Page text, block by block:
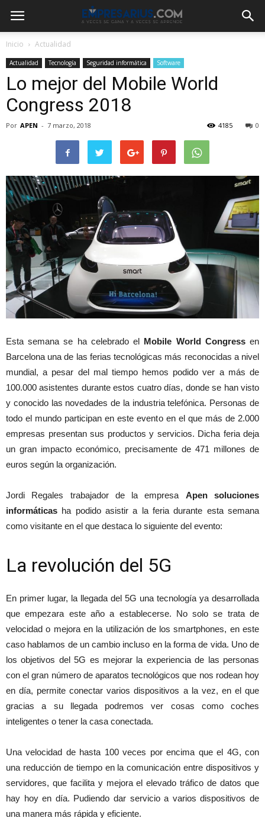
Inicio Actualidad
Actualidad Tecnología Seguridad informática Software
Lo mejor del Mobile World
Congress 2018
Por APEN - 7 marzo, 2018 0
4185
Esta semana se ha celebrado el Mobile World Congressen
Barcelona una de las ferias tecnológicas más reconocidas a nivel
mundial, a pesar del mal tiempo hemos podido ver a más de
100.000 asistentes durante estos cuatro días, donde se han visto
y conocido las novedades de la industria telefónica. Personas de
todo el mundo participan en este evento en el que más de 2.000
empresas presentan sus productos y servicios. Dicha feria deja
un gran impacto económico, precisamente de 471 millones de
euros según la organización.
Jordi Regales trabajador de la empresa Apen soluciones
informáticas ha podido asistir a la feria durante esta semana
como visitante en el que destaca lo siguiente del evento:
La revolución del 5G
En primer lugar, la llegada del 5G una tecnología ya desarrollada
que empezara este año a establecerse. No solo se trata de
velocidad o mejora en la utilización de los smartphones, en este
caso hablamos de un cambio incluso en la forma de vida. Uno de
los objetivos del 5G es mejorar la experiencia de las personas
con el gran número de aparatos tecnológicos que nos rodean hoy
en día, permite conectar varios dispositivos a la vez, en el que
gracias a su llegada podremos ver cosas como coches
inteligentes o tener la casa conectada.
Una velocidad de hasta 100 veces por encima que el 4G, con
una reducción de tiempo en la comunicación entre dispositivos y
servidores, que facilita y mejora el elevado tráfico de datos que
hay hoy en día. Pudiendo dar servicio a varios dispositivos de
una manera más rápida y eficiente.